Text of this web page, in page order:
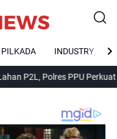
PILKADA INDUSTRY
Polres PPU Perkuat